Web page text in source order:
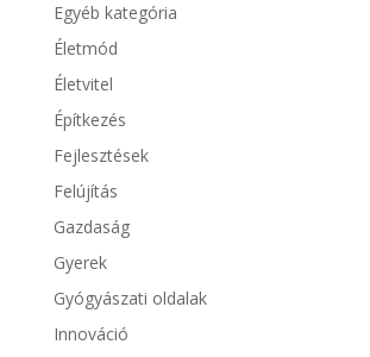
Egyéb kategória
Életmód
Életvitel
Építkezés
Fejlesztések
Felújítás
Gazdaság
Gyerek
Gyógyászati oldalak
Innováció